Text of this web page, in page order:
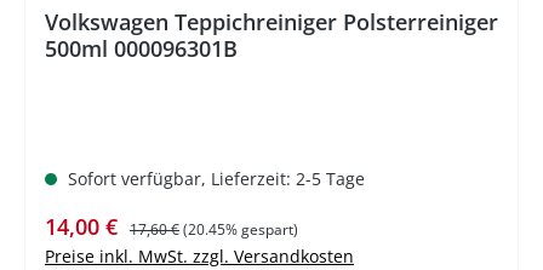
Volkswagen Teppichreiniger Polsterreiniger
500ml 000096301B
Sofort verfügbar, Lieferzeit: 2-5 Tage
Verkaufspreis:
14,00 € Regulärer Preis:
17,60 €(20.45% gespart)
Preise inkl. MwSt. zzgl. Versandkosten